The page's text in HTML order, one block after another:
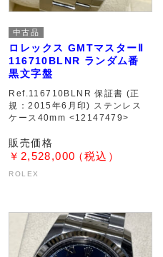
中古品
ロレックス GMTマスターⅡ
116710BLNR ランダム番
黒文字盤
Ref.116710BLNR 保証書 (正
規：2015年6月印) ステンレス
ケース40mm <12147479>
￥2,528,000
ROLEX